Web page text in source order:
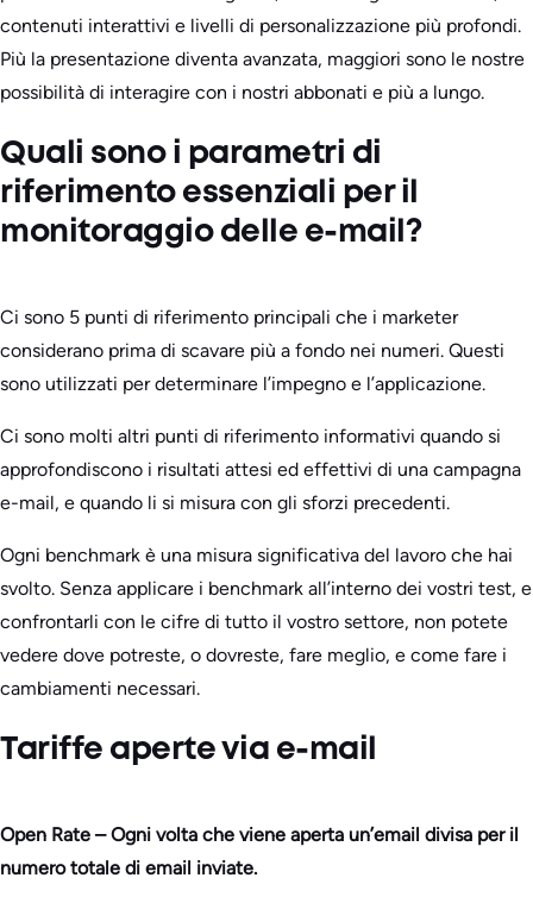
contenuti interattivi e livelli di personalizzazione più profondi.
Più la presentazione diventa avanzata, maggiori sono le nostre
possibilità di interagire con i nostri abbonati e più a lungo.
Quali sono i parametri di
riferimento essenziali per il
monitoraggio delle e-mail?
Ci sono 5 punti di riferimento principali che i marketer
considerano prima di scavare più a fondo nei numeri. Questi
sono utilizzati per determinare l’impegno e l’applicazione.
Ci sono molti altri punti di riferimento informativi quando si
approfondiscono i risultati attesi ed effettivi di una campagna
e-mail, e quando li si misura con gli sforzi precedenti.
Ogni benchmark è una misura significativa del lavoro che hai
svolto. Senza applicare i benchmark all’interno dei vostri test, e
confrontarli con le cifre di tutto il vostro settore, non potete
vedere dove potreste, o dovreste, fare meglio, e come fare i
cambiamenti necessari.
Tariffe aperte via e-mail
Open Rate – Ogni volta che viene aperta un’email divisa per il
numero totale di email inviate.